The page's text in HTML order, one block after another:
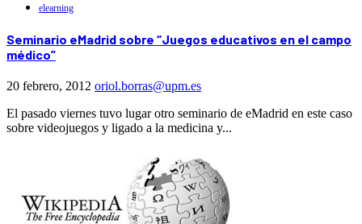
elearning
Seminario eMadrid sobre “Juegos educativos en el campo
médico”
20 febrero, 2012 oriol.borras@upm.es
El pasado viernes tuvo lugar otro seminario de eMadrid en este caso
sobre videojuegos y ligado a la medicina y...